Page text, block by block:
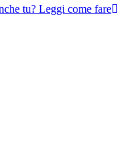
tu? Leggi come fare